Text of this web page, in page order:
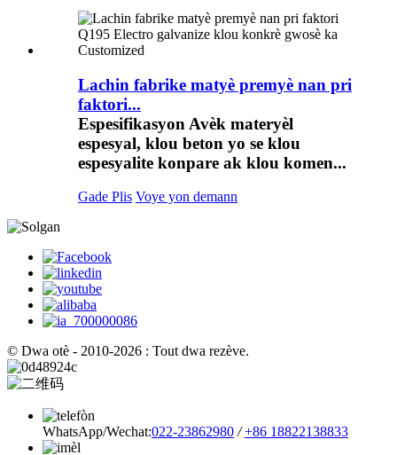
Lachin fabrike matyè premyè nan pri
faktori...
Espesifikasyon Avèk materyèl
espesyal, klou beton yo se klou
espesyalite konpare ak klou komen...
Gade Plis Voye yon demann
© Dwa otè - 2010-2026 : Tout dwa rezève.
WhatsApp/Wechat:022-23862980 / +86 18822138833